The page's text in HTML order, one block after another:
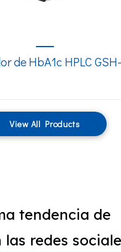
de HbA1c HPLC
View All Products
tendencia de
las redes